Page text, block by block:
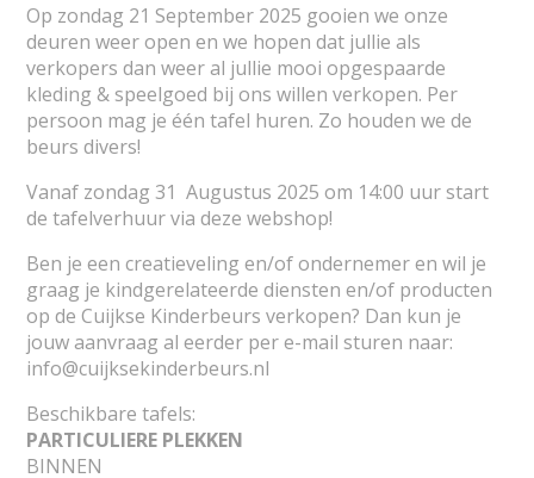
Op zondag 21 September 2025 gooien we onze
deuren weer open en we hopen dat jullie als
verkopers dan weer al jullie mooi opgespaarde
kleding & speelgoed bij ons willen verkopen. Per
persoon mag je één tafel huren. Zo houden we de
beurs divers!
Vanaf zondag 31 Augustus 2025 om 14:00 uur start
de tafelverhuur via deze webshop!
Ben je een creatieveling en/of ondernemer en wil je
graag je kindgerelateerde diensten en/of producten
op de Cuijkse Kinderbeurs verkopen? Dan kun je
jouw aanvraag al eerder per e-mail sturen naar:
info@cuijksekinderbeurs.nl
Beschikbare tafels:
PARTICULIERE PLEKKEN
BINNEN